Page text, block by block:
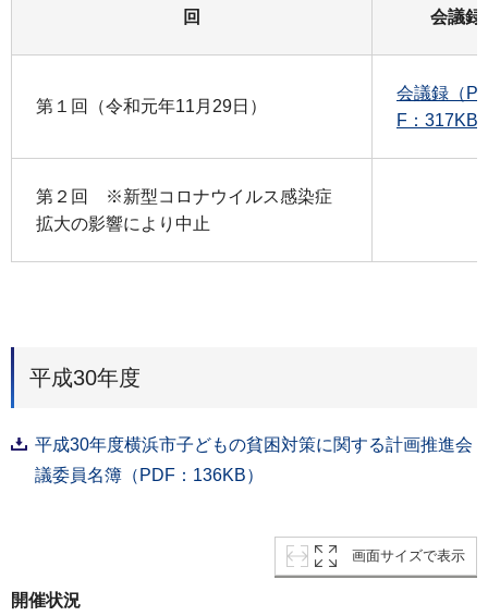
回 会議録
第１回（令和元年11月29日）
会議録（
F：317KB
第２回 ※新型コロナウイルス感染症
拡大の影響により中止
平成30年度
平成30年度横浜市子どもの貧困対策に関する計画推進会
議委員名簿（PDF：136KB）
画面サイズで表示
開催状況